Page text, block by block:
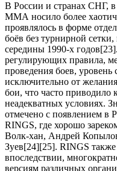
В России и странах СНГ,
ММА носило более
проявлялось в форме
боёв без турнирной
середины 1990-х
регулирующих правила,
проведения боев, уровень
исключительно от
бои, что часто приводило
неадекватных условиях.
отмечено с появлением в
RINGS, где хорошо
Волк-хан, Андрей
Зуев[24][25]. RINGS
впоследствии,
версиям различных